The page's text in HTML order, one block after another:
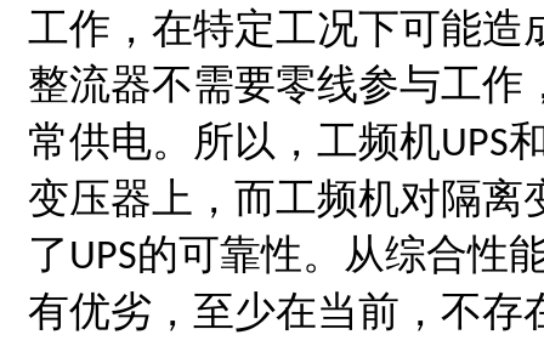
工作，在特定工况下可能造
整流器不需要零线参与工作
常供电。所以，工频机UPS
变压器上，而工频机对隔离
了 UPS的可靠性。从综合性
有优劣，至少在当前，不存